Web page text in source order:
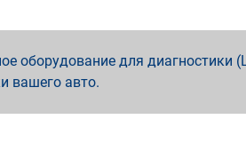
оборудование для диагностики
вашего авто.